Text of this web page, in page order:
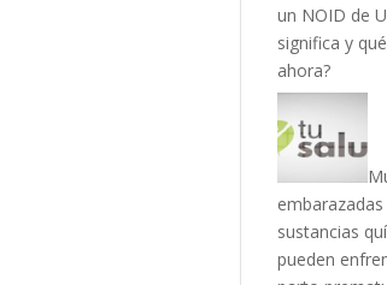
un NOID de
significa y
ahora?
sustancias
pueden